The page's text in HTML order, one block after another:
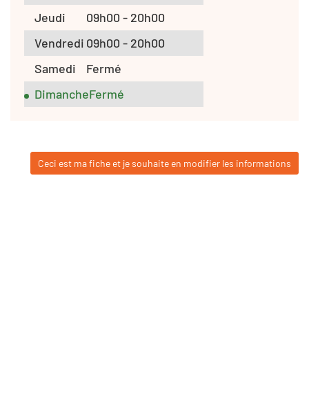
Jeudi
09h00 - 20h00
Vendredi 09h00 - 20h00
Samedi
Fermé
DimancheFermé
Ceci est ma fiche et je souhaite en modifier les informations